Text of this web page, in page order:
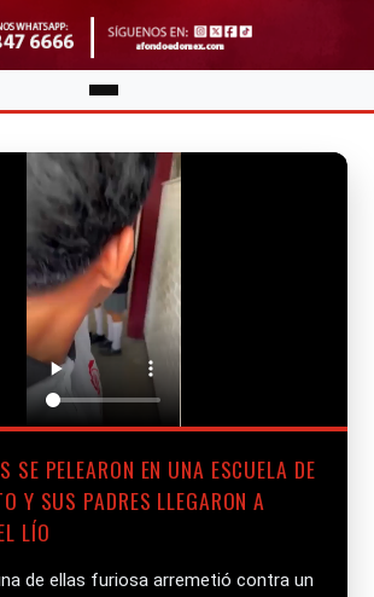
SE PELEARON EN UNA ESCUELA DE
Y SUS PADRES LLEGARON A
LÍO
de ellas furiosa arremetió contra un